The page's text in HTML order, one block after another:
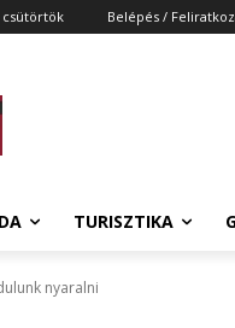
csütörtök Belépés /
TURISZTIKA
nyaralni